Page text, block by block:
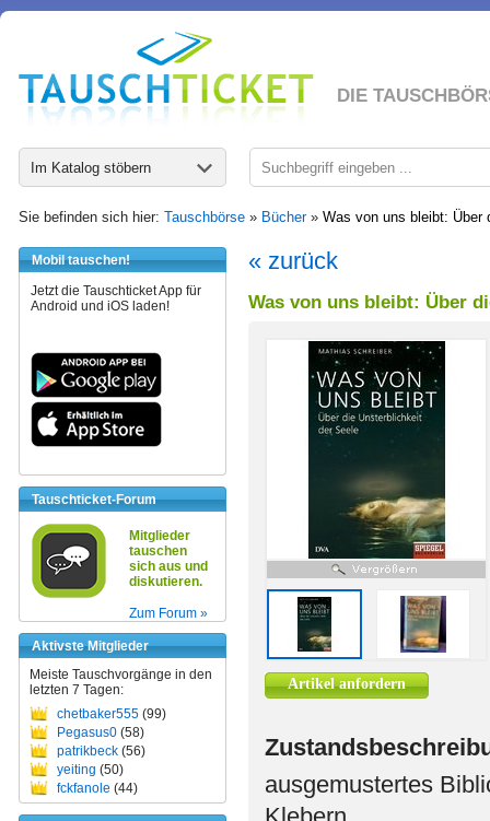
DIE
Im Katalog stöbern
Sie befinden sich hier: Tauschbörse » Bücher» Was von uns bleibt: Über
Mobil tauschen!
Jetzt die Tauschticket App für
Android und iOS laden!
Tauschticket-Forum
Mitglieder
tauschen
sich aus und
diskutieren.
Zum Forum »
Aktivste Mitglieder
Meiste Tauschvorgänge in den
letzten 7 Tagen:
chetbaker555 (99)
Pegasus0 (58)
patrikbeck (56)
yeiting (50)
fckfanole (44)
« zurück
Was von uns bleibt: Über
Artikel anfordern
ausgemustertes